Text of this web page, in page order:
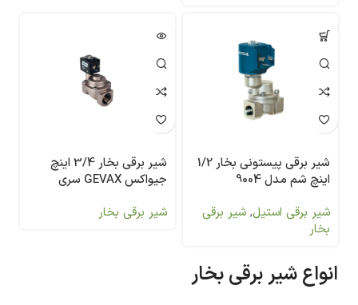
شیر برقی پیستونی بخار 1/2
اینچ شم مدل 9004
شیر برقی استیل, شیر برقی
بخار
شیر برقی بخار 3/4 اینچ
جیواکس GEVAX سری
شیر برقی بخار
انواع شیر برقی بخار